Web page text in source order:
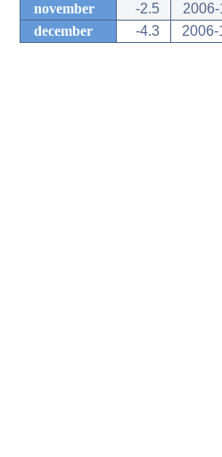
november
-2.5
december
-4.3 2006-